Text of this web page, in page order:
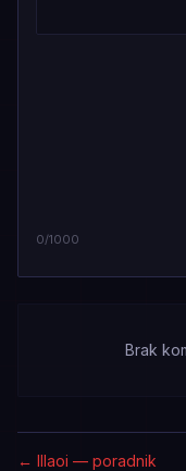
0/1000
Brak
← Illaoi — poradnik